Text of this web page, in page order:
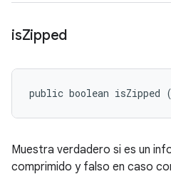
isZipped
public boolean isZipped
Muestra verdadero si es un
comprimido y falso en caso